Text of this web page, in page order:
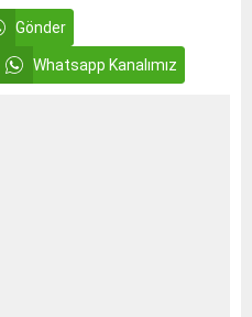
Gönder
Whatsapp Kanalımız